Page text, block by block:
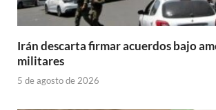
Irán descarta firmar acuerdos bajo
militares
5 de agosto de 2026